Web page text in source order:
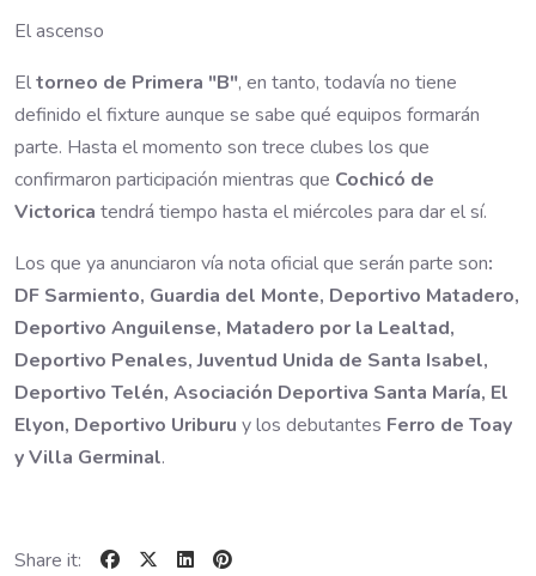
El ascenso
Eltorneo de Primera "B", en tanto, todavía no tiene
definido el fixture aunque se sabe qué equipos formarán
parte. Hasta el momento son trece clubes los que
confirmaron participación mientras que Cochicó de
Victorica tendrá tiempo hasta el miércoles para dar el sí.
Los que ya anunciaron vía nota oficial que serán parte son:
DF Sarmiento, Guardia del Monte, Deportivo Matadero,
Deportivo Anguilense, Matadero por la Lealtad,
Deportivo Penales, Juventud Unida de Santa Isabel,
Deportivo Telén, Asociación Deportiva Santa María, El
Elyon, Deportivo Uriburu y los debutantes Ferro de Toay
y Villa Germinal.
Share it: